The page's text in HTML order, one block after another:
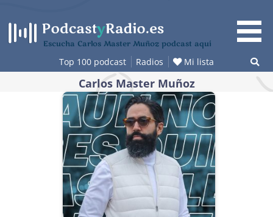
contenido
Escucha Carlos Master Muñoz podcast aquí
Top 100 podcast Radios Mi lista
Carlos Master Muñoz